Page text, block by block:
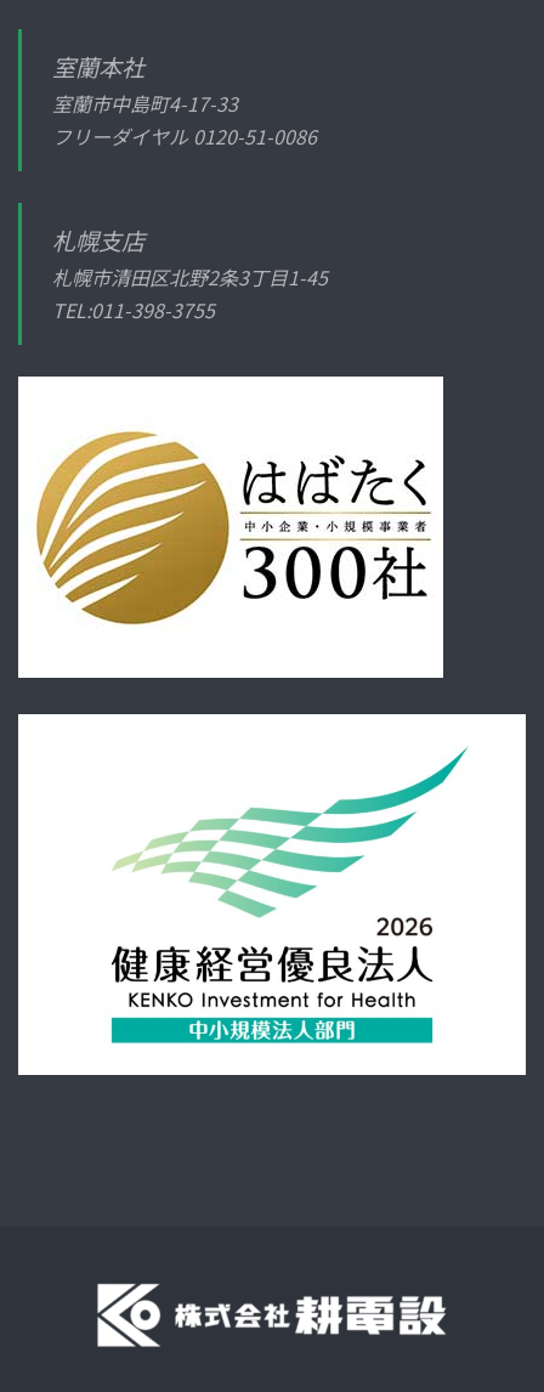
室蘭本社
室蘭市中島町4-17-33
フリーダイヤル 0120-51-0086
札幌支店
札幌市清田区北野2条3丁目1-45
TEL:011-398-3755